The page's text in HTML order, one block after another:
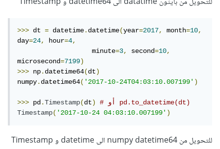
>>> dt = datetime.datetime(year=2017, month=10,
day=24, hour=4,
                   minute
=3, second=10,
microsecond=7199)
>>> np.datetime64(dt)
numpy.datetime64('2017-10-24T04:03:10.007199')
>>> pd.Timestamp(dt)
# أو pd.to_datetime(dt)
Timestamp('2017-10-24 04:03:10.007199')
للتحويل من numpy datetime64 الى datetime و Timestamp